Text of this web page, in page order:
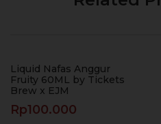
Liquid Nafas Anggur
Fruity 60ML by Tickets
Brew x EJM
Rp100.000